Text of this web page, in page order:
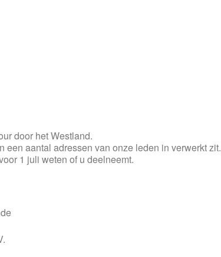
door het Westland.
aantal adressen van onze leden in verwerkt zit.
1 juli weten of u deelneemt.